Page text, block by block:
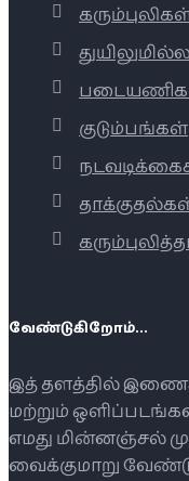
குடும்பங்கள்
வேண்டுகிறோம்...
இத் தளத்தில்
மற்றும்
எமது மின்னஞ்சல்
வைக்குமாறு